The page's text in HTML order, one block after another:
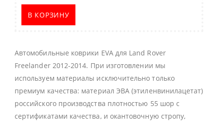
В КОРЗИНУ
Автомобильные коврики EVA для Land Rover
Freelander 2012-2014. При изготовлении мы
используем материалы исключительно только
премиум качества: материал ЭВА (этиленвинилацетат)
российского производства плотностью 55 шор с
сертификатами качества, и окантовочную стропу,